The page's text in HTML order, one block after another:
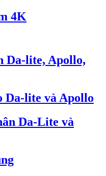
4K
Da-lite, Apollo,
Da-lite và Apollo
Da-Lite và